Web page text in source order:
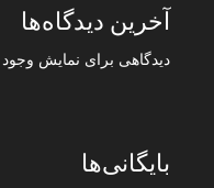
آخرین دیدگاه‌ها
دیدگاهی برای نمایش وجود
بایگانی‌ها